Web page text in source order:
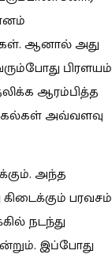
ஆனால் அது
பிரளயம்
ஆரம்பித்த
அவ்வளவு
அந்த
பரவசம்
நடந்து
இப்போது